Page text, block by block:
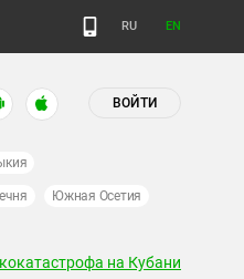
RU EN
ВОЙТИ
Южная Осетия
на Кубани